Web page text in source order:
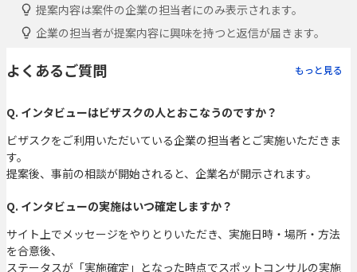
提案内容は案件の企業の担当者にのみ表示されます。
企業の担当者が提案内容に興味を持つと返信が届きます。
よくあるご質問 もっと見る
Q. インタビューはビザスクの人とおこなうのですか？
ビザスクをご利用いただいている企業の担当者とご実施いただきま
す。
提案後、事前の相談が開始されると、企業名が開示されます。
Q. インタビューの実施はいつ確定しますか？
サイト上でメッセージをやりとりいただき、実施日時・場所・方法
を合意後、
ステータスが「実施確定」となった時点でスポットコンサルの実施